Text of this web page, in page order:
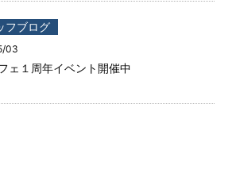
フブログ
03
ェ１周年イベント開催中